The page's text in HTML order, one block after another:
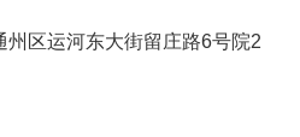
区运河东大街留庄路6号院2